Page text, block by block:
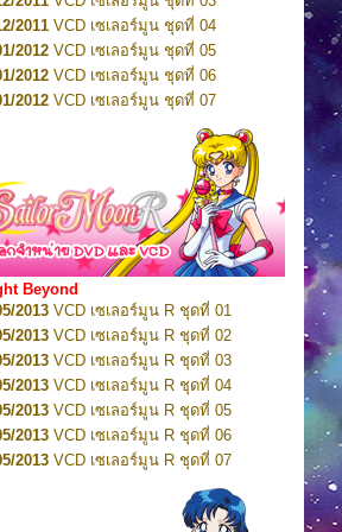
2016 DVD เซเลอร์มูน คริสตัล VOL.5
2016 DVD เซเลอร์มูน คริสตัล VOL.6
2016DVD เซเลอร์มูน คริสตัล VOL.7
2016DVD เซเลอร์มูน คริสตัล VOL.8
2017 DVD เซเลอร์มูน คริสตัล Box-Set
2011 VCD เซเลอร์มูน ชุดที่ 04
2012 VCD เซเลอร์มูน ชุดที่ 05
2012 VCD เซเลอร์มูน ชุดที่ 06
2012 VCD เซเลอร์มูน ชุดที่ 07
VCD เซเลอร์มูน ชุดที่ 08
VCD เซเลอร์มูน ชุดที่ 09
VCD เซเลอร์มูน ชุดที่ 10
2012VCD เซเลอร์มูน ชุดที่ 11
2012VCD เซเลอร์มูน ชุดที่ 12
2012VCD เซเลอร์มูน ชุดที่ 13
2012VCD เซเลอร์มูน ชุดที่ 14
2012 VCD เซเลอร์มูน ชุดที่ 15
VCD เซเลอร์มูน ชุดที่ 16
VCD เซเลอร์มูน ชุดที่ 17
VCD เซเลอร์มูน ชุดที่ 18
VCD เซเลอร์มูน ชุดที่ 19
VCD เซเลอร์มูน ชุดที่ 20
VCD เซเลอร์มูน ชุดที่ 21
VCD เซเลอร์มูน ชุดที่ 22
VCD เซเลอร์มูน ชุดที่ 23
DVD เซเลอร์มูน ชุดที่ 01
Beyond
2013 VCD เซเลอร์มูน R ชุดที่ 01
2013 VCD เซเลอร์มูน R ชุดที่ 02
2013 VCD เซเลอร์มูน R ชุดที่ 03
2013 VCD เซเลอร์มูน R ชุดที่ 04
2013 VCD เซเลอร์มูน R ชุดที่ 05
2013 VCD เซเลอร์มูน R ชุดที่ 06
2013 VCD เซเลอร์มูน R ชุดที่ 07
VCD เซเลอร์มูน R ชุดที่ 08
VCD เซเลอร์มูน R ชุดที่ 09